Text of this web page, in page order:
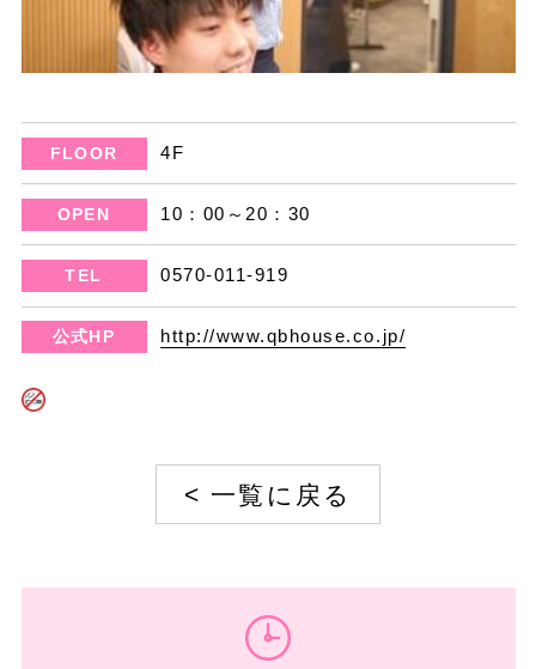
FLOOR 4F
OPEN 10：00～20：30
TEL 0570-011-919
公式HP http://www.qbhouse.co.jp/
< 一覧に戻る